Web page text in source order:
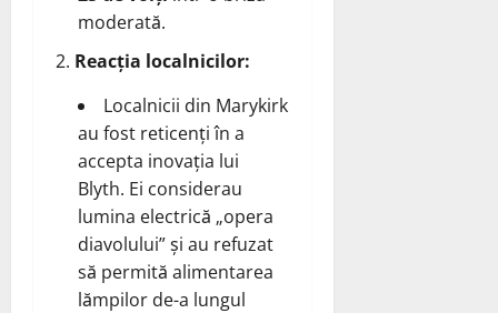
moderată.
Reacția localnicilor:
Localnicii din Marykirk
au fost reticenți în a
accepta inovația lui
Blyth. Ei considerau
lumina electrică „opera
diavolului” și au refuzat
să permită alimentarea
lămpilor de-a lungul